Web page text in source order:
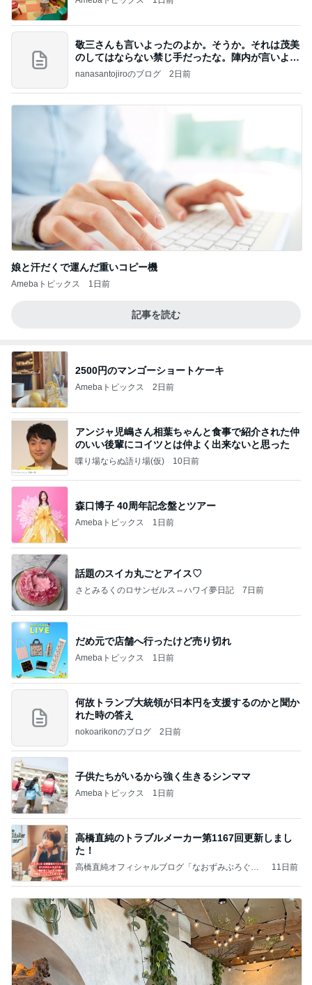
敬三さんも言いよったのよか。そうか。それは茂美
のしてはならない禁じ手だったな。陣内が言いよる
のよ
nanasantojiroのブログ 2日前
娘と汗だくで運んだ重いコピー機
Amebaトピックス 1日前
記事を読む
2500円のマンゴーショートケーキ
Amebaトピックス 2日前
アンジャ児嶋さん相葉ちゃんと食事で紹介された仲
のいい後輩にコイツとは仲よく出来ないと思った
喋り場ならぬ語り場(仮) 10日前
森口博子 40周年記念盤とツアー
Amebaトピックス 1日前
話題のスイカ丸ごとアイス♡
さとみるくのロサンゼルス⇔ハワイ夢日記 7日前
だめ元で店舗へ行ったけど売り切れ
Amebaトピックス 1日前
何故トランプ大統領が日本円を支援するのかと聞か
れた時の答え
nokoarikonのブログ 2日前
子供たちがいるから強く生きるシンママ
Amebaトピックス 1日前
高橋直純のトラブルメーカー第1167回更新しまし
た！
高橋直純オフィシャルブログ「なおずみぶろぐ」
11日前